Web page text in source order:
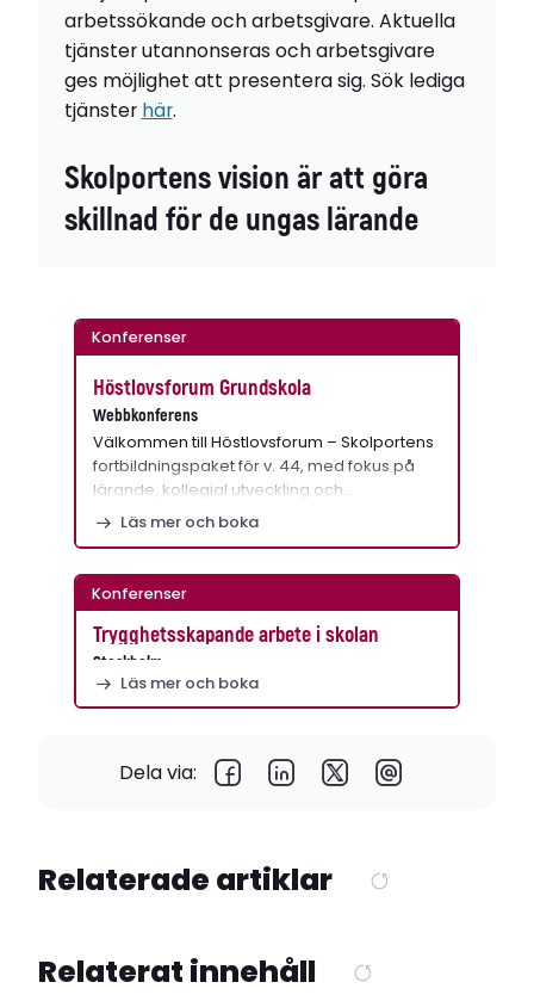
arbetssökande och arbetsgivare. Aktuella
tjänster utannonseras och arbetsgivare
ges möjlighet att presentera sig. Sök lediga
tjänster här.
Skolportens vision är att göra
skillnad för de ungas lärande
Konferenser
Höstlovsforum Grundskola
Webbkonferens
Välkommen till Höstlovsforum – Skolportens
fortbildningspaket för v. 44, med fokus på
lärande, kollegial utveckling och…
Läs mer och boka
Konferenser
Trygghetsskapande arbete i skolan
Stockholm
Läs mer och boka
Dela via:
Relaterade artiklar
Relaterat innehåll